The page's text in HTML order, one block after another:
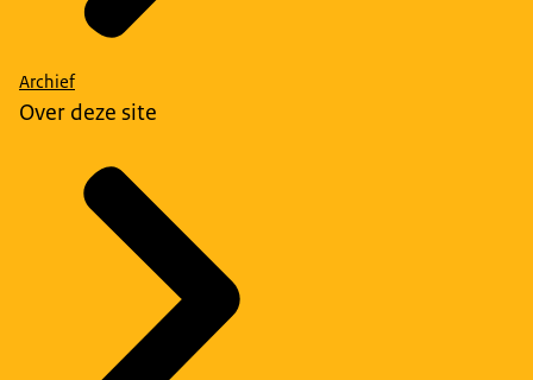
Archief
Over deze site